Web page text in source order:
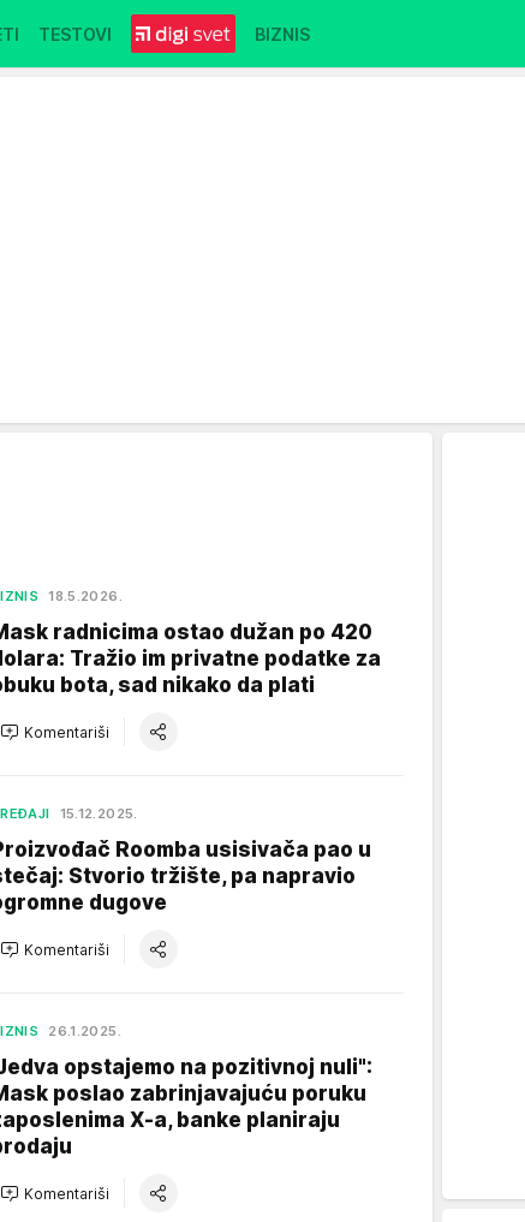
TESTOVI BIZNIS
18.5.2026.
radnicima ostao dužan po 420
Tražio im privatne podatke za
bota, sad nikako da plati
Komentariši
15.12.2025.
Roomba usisivača pao u
Stvorio tržište, pa napravio
dugove
Komentariši
26.1.2025.
opstajemo na pozitivnoj nuli":
poslao zabrinjavajuću poruku
X-a, banke planiraju
Komentariši